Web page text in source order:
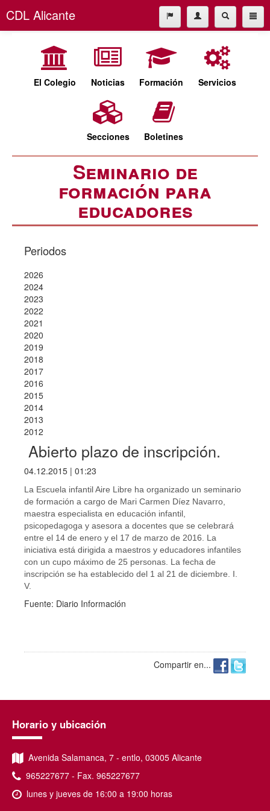
CDL Alicante
Formación
cdl@cdlalicante.org
El Colegio Noticias Formación Servicios
Secciones Boletines
Seminario de
formación para
educadores
Periodos
2026
2024
2023
2022
2021
2020
2019
2018
2017
2016
2015
2014
2013
2012
Abierto plazo de inscripción.
04.12.2015 | 01:23
La Escuela infantil Aire Libre ha organizado un seminario
de formación a cargo de Mari Carmen Díez Navarro,
maestra especialista en educación infantil,
psicopedagoga y asesora a docentes que se celebrará
entre el 14 de enero y el 17 de marzo de 2016. La
iniciativa está dirigida a maestros y educadores infantiles
con un cupo máximo de 25 personas. La fecha de
inscripción se ha establecido del 1 al 21 de diciembre. I.
V.
Fuente: Diario Información
Compartir en...
Horario y ubicación
Avenida Salamanca, 7 - entlo, 03005 Alicante
965227677 - Fax. 965227677
lunes y jueves de 16:00 a 19:00 horas